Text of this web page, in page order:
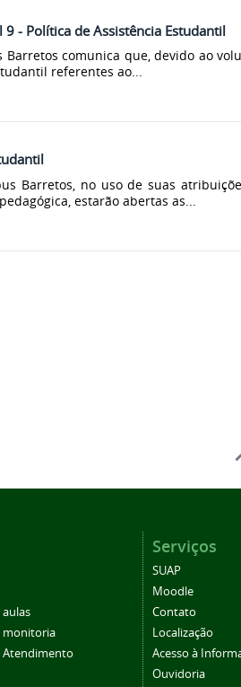
- Política de Assistência Estudantil
Barretos comunica que, devido ao
referentes ao...
Barretos, no uso de suas
estarão abertas as...
monitoria
Atendimento
Serviços
SUAP
Moodle
Contato
Localização
Acesso à
Ouvidoria